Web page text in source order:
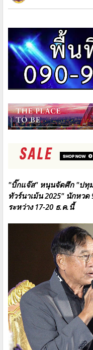
"บิ๊กแจ๊ส" หนุนจัดศึก "ปทุ
ทัวร์นาเม้น 2025" นักหว
ระหว่าง 17-20 ธ.ค.นี้